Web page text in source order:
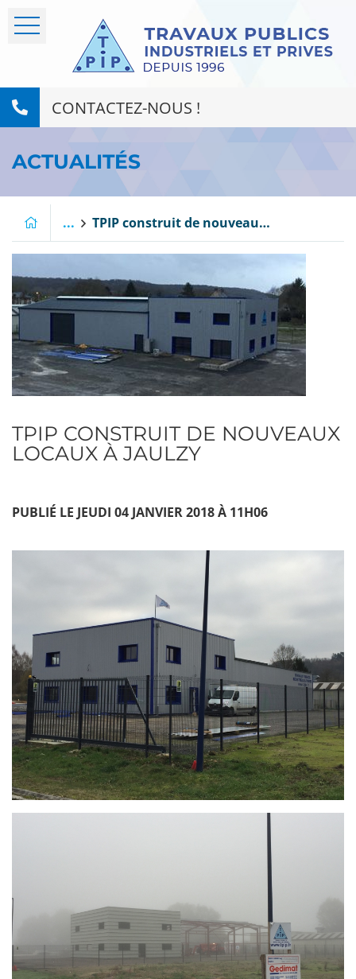
CONTACTEZ-NOUS !
ACTUALITÉS
... TPIP construit de nouveaux locaux à Jaulzy
TPIP CONSTRUIT DE NOUVEAUX
LOCAUX À JAULZY
PUBLIÉ LE JEUDI 04 JANVIER 2018 À 11H06